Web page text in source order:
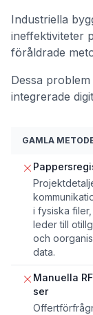
Industriella
ineffektiviteter
föråldrade
Dessa
integrerade
GAMLA
i fysiska
leder till
och
data.
Manuella
ser